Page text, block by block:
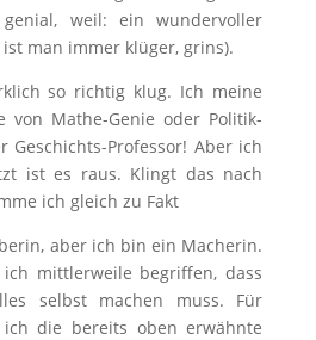
weil: ein wundervoller
man immer klüger, grins).
so richtig klug. Ich meine
von Mathe-Genie oder Politik-
Geschichts-Professor! Aber ich
ist es raus. Klingt das nach
ich gleich zu Fakt
aber ich bin ein Macherin.
mittlerweile begriffen, dass
selbst machen muss. Für
die bereits oben erwähnte